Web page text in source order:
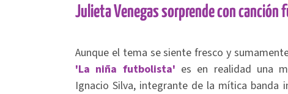
Julieta Venegas sorprende con canción
Aunque el tema se siente fresco y
'La niña futbolista' es en realidad una
Ignacio Silva, integrante de la mítica